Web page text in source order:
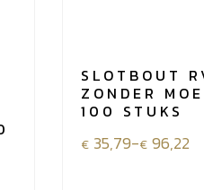
SLOTBOUT
ZONDER
100 STUKS
€ 35,79-€ 96,22
Prijsklasse: